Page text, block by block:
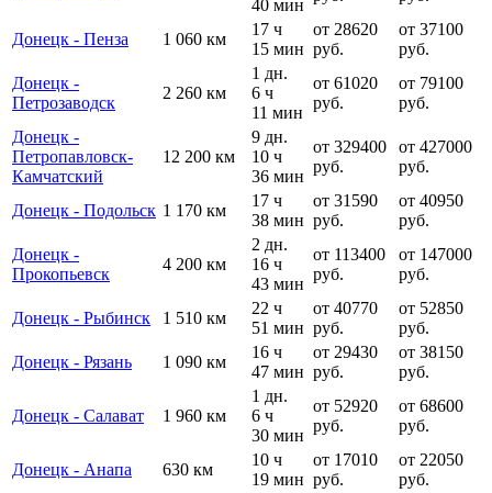
40 мин
Донецк - Пенза 1 060 км
17 ч
15 мин
от 28620
руб.
от 37100
руб.
Донецк -
Петрозаводск
2 260 км
1 дн.
6 ч
11 мин
от 61020
руб.
от 79100
руб.
Донецк -
Петропавловск-
Камчатский
12 200 км
9 дн.
10 ч
36 мин
от 329400
руб.
от 427000
руб.
Донецк - Подольск 1 170 км
17 ч
38 мин
от 31590
руб.
от 40950
руб.
Донецк -
Прокопьевск
4 200 км
2 дн.
16 ч
43 мин
от 113400
руб.
от 147000
руб.
Донецк - Рыбинск 1 510 км
22 ч
51 мин
от 40770
руб.
от 52850
руб.
Донецк - Рязань
1 090 км
16 ч
47 мин
от 29430
руб.
от 38150
руб.
Донецк - Салават 1 960 км
1 дн.
6 ч
30 мин
от 52920
руб.
от 68600
руб.
Донецк - Анапа 630 км
10 ч
19 мин
от 17010
руб.
от 22050
руб.